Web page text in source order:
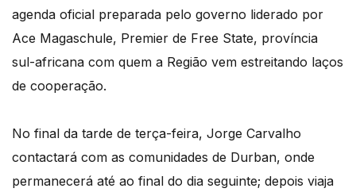
agenda oficial preparada pelo governo liderado por
Ace Magaschule, Premier de Free State, província
sul-africana com quem a Região vem estreitando laços
de cooperação.
No final da tarde de terça-feira, Jorge Carvalho
contactará com as comunidades de Durban, onde
permanecerá até ao final do dia seguinte; depois viaja